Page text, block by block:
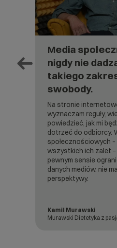
Media
nigdy nie
takiego
swobody.
Na stronie
wyznaczam reguły,
powiedzieć, jak mi
dotrzeć do odbiorcy.
społecznościowych –
wszystkich ich zalet
pewnym sensie
danych mediów, nie
perspektywy.
Kamil Murawski
Murawski Dietetyka z